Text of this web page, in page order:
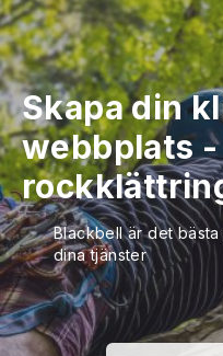
Skapa din
webbplats-
Blackbell är det
dina tjänster